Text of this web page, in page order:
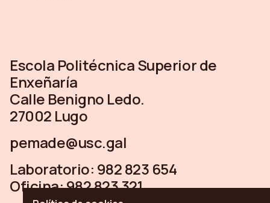
Escola Politécnica Superior de
Enxeñaría
Calle Benigno Ledo.
27002 Lugo
pemade@usc.gal
Laboratorio: 982 823 654
Oficina:982 823 321